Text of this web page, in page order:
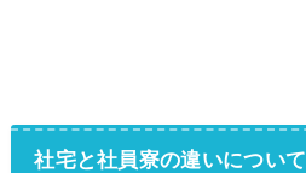
社宅と社員寮の違いについて